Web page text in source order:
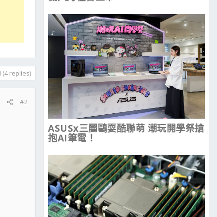
replies)
#2
ASUSx三麗鷗耍酷聯萌 潮玩開學祭搶
抱AI筆電！